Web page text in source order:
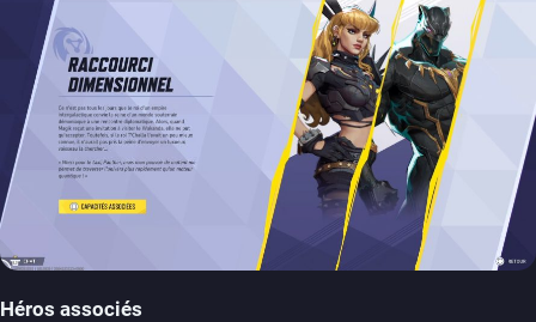
Héros associés